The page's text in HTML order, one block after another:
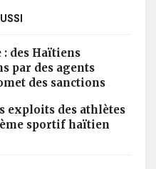
des Haïtiens
par des agents
des sanctions
exploits des athlètes
sportif haïtien